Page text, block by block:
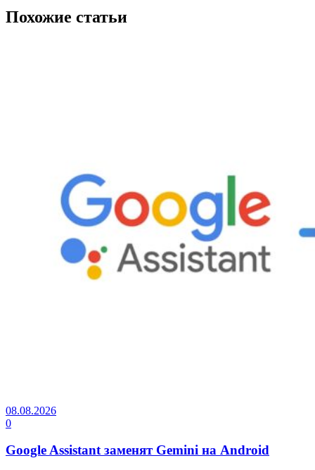
Похожие статьи
08.08.2026
0
Google Assistant заменят Gemini на Android